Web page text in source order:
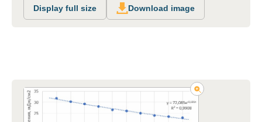
Display full size Download image